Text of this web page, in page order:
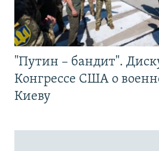
"Путин – бандит".
Конгрессе США о
Киеву